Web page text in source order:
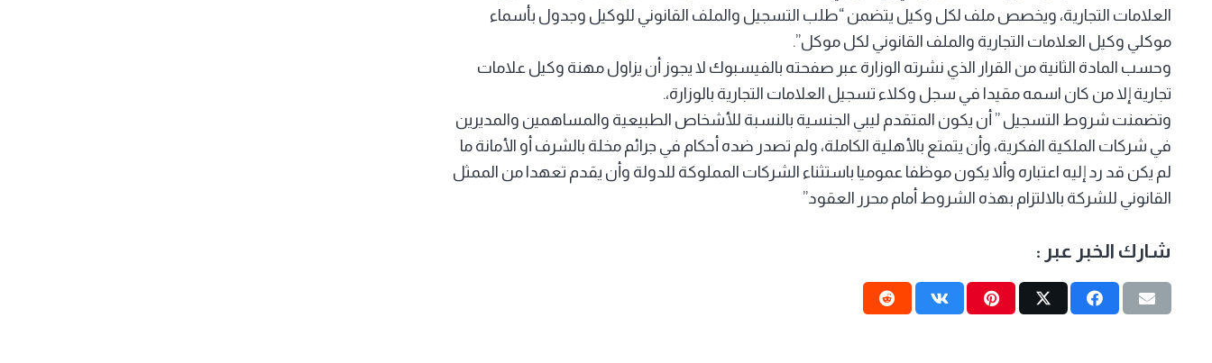
العلامات التجارية، ويخصص ملف لكل وكيل يتضمن “طلب التسجيل والملف القانوني للوكيل وجدول بأسماء
موكلي وكيل العلامات التجارية والملف القانوني لكل موكل”.
وحسب المادة الثانية من القرار الذي نشرته الوزارة عبر صفحته بالفيسبوك لا يجوز أن يزاول مهنة وكيل علامات
تجارية إلا من كان اسمه مقيدا في سجل وكلاء تسجيل العلامات التجارية بالوزارة،.
وتضمنت شروط التسجيل ” أن يكون المتقدم ليبي الجنسية بالنسبة للأشخاص الطبيعية والمساهمين والمديرين
في شركات الملكية الفكرية، وأن يتمتع بالأهلية الكاملة، ولم تصدر ضده أحكام في جرائم مخلة بالشرف أو الأمانة ما
لم يكن قد رد إليه اعتباره وألا يكون موظفا عموميا باستثناء الشركات المملوكة للدولة وأن يقدم تعهدا من الممثل
القانوني للشركة بالالتزام بهذه الشروط أمام محرر العقود”
شارك الخبر عبر :